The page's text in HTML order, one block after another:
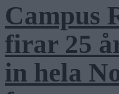
Campus
firar 25
in hela